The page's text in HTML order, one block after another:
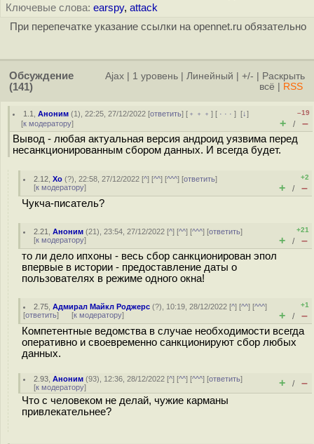
Ключевые слова: earspy, attack
При перепечатке указание ссылки на opennet.ru обязательно
Обсуждение
(141)
Ajax 1 уровень Линейный +/-
Раскрыть
всё
RSS
1.1 ,Аноним (1), 22:25, 27/12/2022 [ответить] [ ﹢﹢﹢] [ · · ·][↓]
[к модератору]
–19
+ / –
Вывод - любая актуальная версия андроид уязвима перед
несанкционированным сбором данных. И всегда будет.
2.12 ,Xo (?), 22:58, 27/12/2022 [^] [^^] [^^^] [ответить]
[к модератору]
+2
+ / –
Чукча-писатель?
2.21 ,Аноним (21), 23:54, 27/12/2022 [^] [^^] [^^^] [ответить]
[к модератору]
+21
+ / –
то ли дело ипхоны - весь сбор санкционирован эпол
впервые в истории - предоставление даты о
пользователях в режиме одного окна!
2.75 ,Адмирал Майкл Роджерс (?), 10:19, 28/12/2022 [^] [^^] [^^^]
[ответить] [к модератору]
+1
+ / –
Компетентные ведомства в случае необходимости всегда
оперативно и своевременно санкционируют сбор любых
данных.
2.93 ,Аноним (93), 12:36, 28/12/2022 [^] [^^] [^^^] [ответить]
[к модератору] + / –
Что с человеком не делай, чужие карманы
привлекательнее?